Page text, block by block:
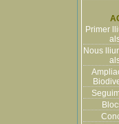
Primer
Nous